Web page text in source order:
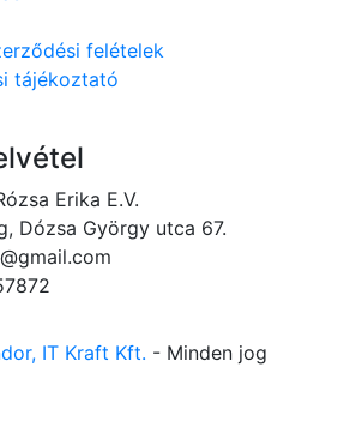
felételek
tájékoztató
Erika E.V.
Dózsa György utca 67.
IT Kraft Kft. - Minden jog